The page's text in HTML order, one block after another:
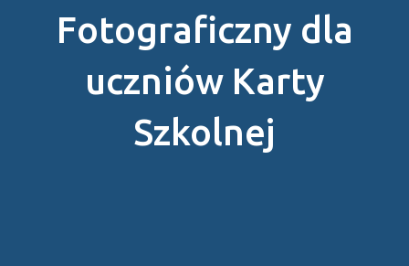
Fotograficzny dla
uczniów Karty
Szkolnej